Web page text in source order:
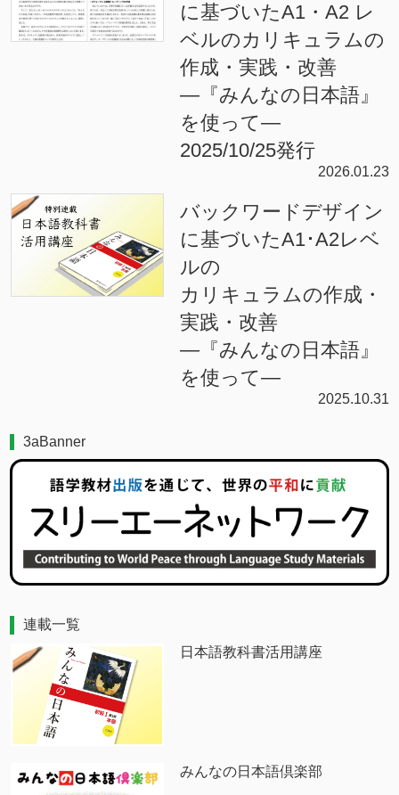
に基づいたA1・A2 レ
ベルのカリキュラムの
作成・実践・改善
―『みんなの日本語』
を使って―
2025/10/25発行
2026.01.23
バックワードデザイン
に基づいたA1･A2レベ
ルの
カリキュラムの作成・
実践・改善
―『みんなの日本語』
を使って―
2025.10.31
3aBanner
連載一覧
日本語教科書活用講座
みんなの日本語倶楽部